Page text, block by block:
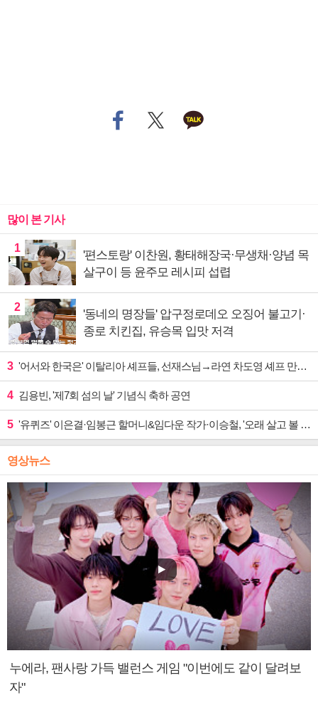
많이 본 기사
1
'편스토랑' 이찬원, 황태해장국·무생채·양념 목
살구이 등 윤주모 레시피 섭렵
2
'동네의 명장들' 압구정로데오 오징어 불고기·
종로 치킨집, 유승목 입맛 저격
3 '어서와 한국은' 이탈리아 셰프들, 선재스님→라연 차도영 셰프 만난다
4 김용빈, '제7회 섬의 날' 기념식 축하 공연
5 '유퀴즈' 이은결·임봉근 할머니&임다운 작가·이승철, '오래 살고 볼 일' 특집 출격
영상뉴스
누에라, 팬사랑 가득 밸런스 게임 "이번에도 같이 달려보
자"